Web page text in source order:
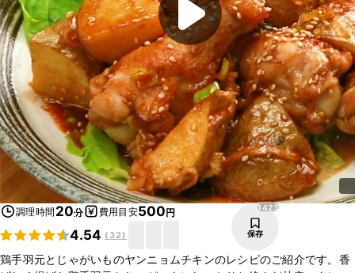
調理時間 20分 費用目安500円
4.54 ( 32)
1423
保存
鶏手羽元とじゃがいものヤンニョムチキンのレシピのご紹介です。香